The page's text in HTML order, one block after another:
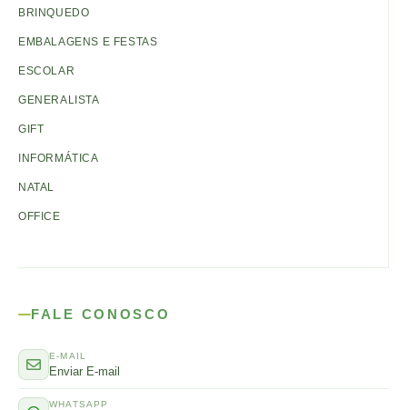
BRINQUEDO
EMBALAGENS E FESTAS
ESCOLAR
GENERALISTA
GIFT
INFORMÁTICA
NATAL
OFFICE
FALE CONOSCO
E-MAIL
Enviar E-mail
WHATSAPP